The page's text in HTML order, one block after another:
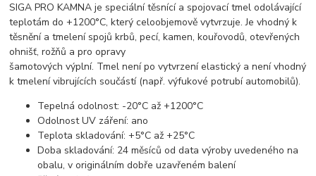
SIGA PRO KAMNA je speciální těsnící a spojovací tmel odolávající
teplotám do +1200°C, který celoobjemově vytvrzuje. Je vhodný k
těsnění a tmelení spojů krbů, pecí, kamen, kouřovodů, otevřených
ohnišť, rožňů a pro opravy
šamotových výplní. Tmel není po vytvrzení elastický a není vhodný
k tmelení vibrujících součástí (např. výfukové potrubí automobilů).
Tepelná odolnost: -20°C až +1200°C
Odolnost UV záření: ano
Teplota skladování: +5°C až +25°C
Doba skladování: 24 měsíců od data výroby uvedeného na
obalu, v originálním dobře uzavřeném balení